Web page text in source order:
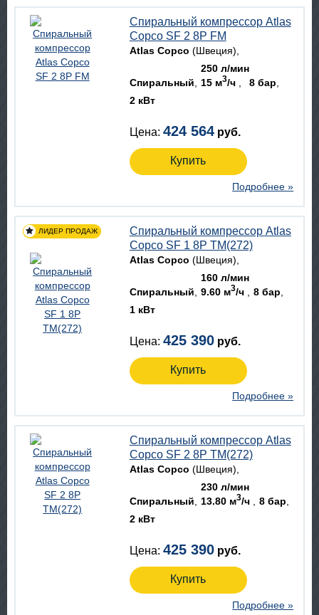
Спиральный компрессор Atlas
Copco SF 2 8P FM
Atlas Copco (Швеция)
Спиральный
250 л/мин
15 м3/ч
8 бар
2 кВт
Цена: 424 564 руб.
Купить
Подробнее »
Спиральный компрессор Atlas
Copco SF 1 8P TM(272)
Atlas Copco (Швеция)
Спиральный
160 л/мин
9.60 м3/ч
8 бар
1 кВт
Цена: 425 390 руб.
Купить
Подробнее »
Спиральный компрессор Atlas
Copco SF 2 8P TM(272)
Atlas Copco (Швеция)
Спиральный
230 л/мин
13.80 м3/ч
8 бар
2 кВт
Цена: 425 390 руб.
Купить
Подробнее »